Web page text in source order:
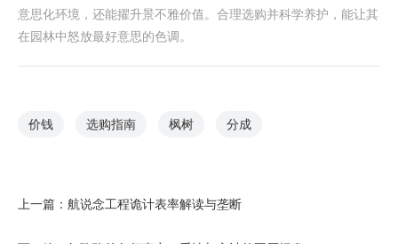
意思化环境，还能擢升景不雅价值。合理选购并科学养护，能让其
在园林中怒放最好意思的色调。
价钱 选购指南 枫树 分成
上一篇： 航说念工程诡计表率解读与垄断